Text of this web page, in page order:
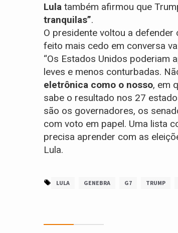
Lula também afirmou que
tranquilas”.
O presidente voltou a
feito mais cedo em conversa
“Os Estados Unidos poderiam
leves e menos conturbadas.
eletrônica como o nosso, em
sabe o resultado nos 27
são os governadores, os
com voto em papel. Uma lista
precisa aprender com as
Lula.
LULA GENEBRA G7 TRUMP